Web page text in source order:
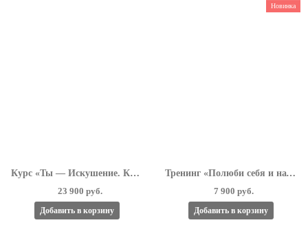
Курс «Ты — Искушение. Как Любить и Как Влюбить 4.0»
23 900 руб.
Добавить в корзину
Новинка
Тренинг «Полюби себя и начни жить!»
7 900 руб.
Добавить в корзину